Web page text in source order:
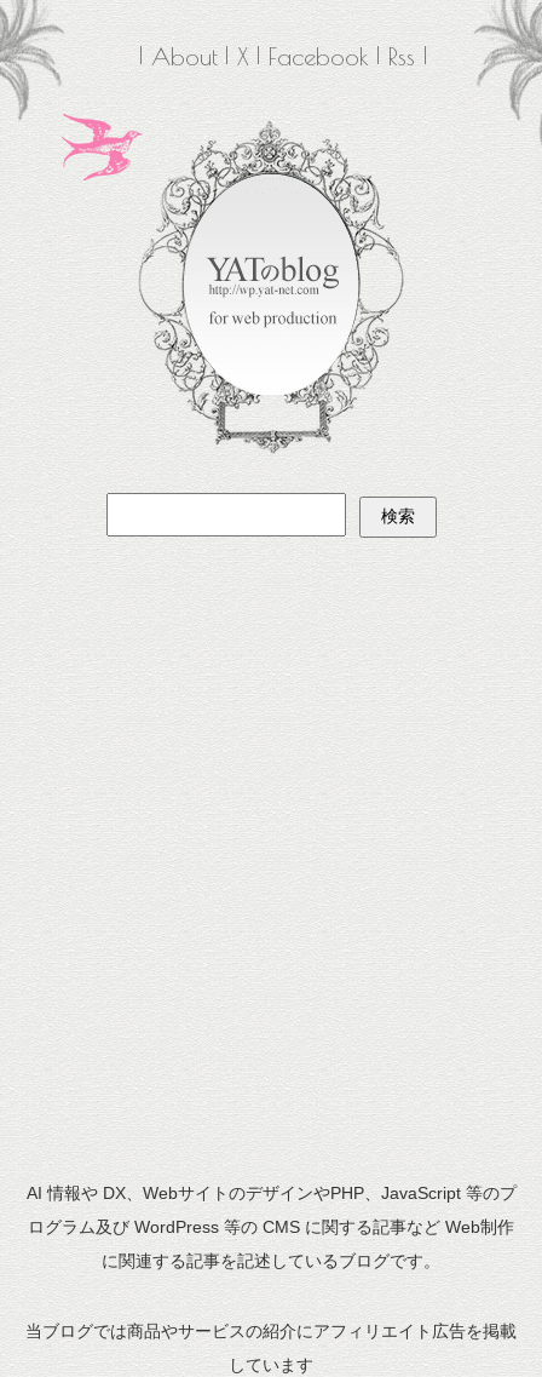
About X Facebook Rss
AI 情報や DX、WebサイトのデザインやPHP、JavaScript 等のプ
ログラム及び WordPress 等の CMS に関する記事など Web制作
に関連する記事を記述しているブログです。
当ブログでは商品やサービスの紹介にアフィリエイト広告を掲載
しています